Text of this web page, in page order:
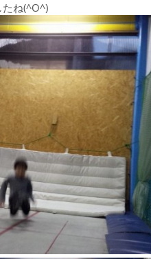
ね(^O^)